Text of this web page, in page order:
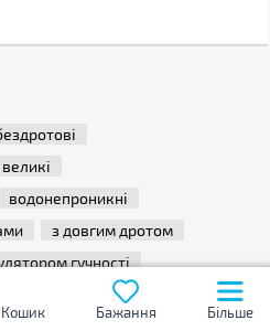
великі
водонепроникні
з довгим дротом
гучності
маленькі
Кошик Бажання Більше